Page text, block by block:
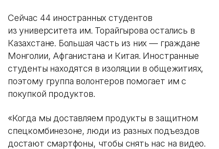
Сейчас 44 иностранных студентов
из университета им. Торайгырова остались в
Казахстане. Большая часть из них — граждане
Монголии, Афганистана и Китая. Иностранные
студенты находятся в изоляции в общежитиях,
поэтому группа волонтеров помогает им с
покупкой продуктов.
«Когда мы доставляем продукты в защитном
спецкомбинезоне, люди из разных подъездов
достают смартфоны, чтобы снять нас на видео.